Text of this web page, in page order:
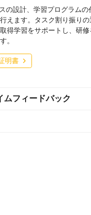
の設計、学習プログラムの
えます。タスク割り振りの
得学習をサポートし、研修
。
明書
ムフィードバック